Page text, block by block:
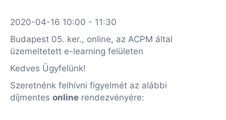
2020-04-16 10:00 - 11:30
Budapest 05. ker., online, az ACPM által
üzemeltetett e-learning felületen
Kedves Ügyfelünk!
Szeretnénk felhívni figyelmét az alábbi
díjmentes online rendezvényére: